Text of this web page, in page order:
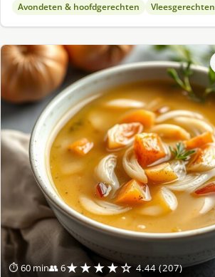
Avondeten & hoofdgerechten Vleesgerechten
⏱ 60 min👥 6★★★★☆ 4.44 (207)